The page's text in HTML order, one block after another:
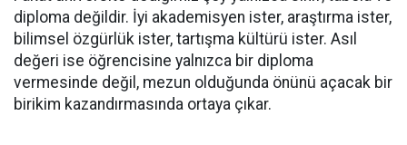
diploma değildir. İyi akademisyen ister, araştırma ister,
bilimsel özgürlük ister, tartışma kültürü ister. Asıl
değeri ise öğrencisine yalnızca bir diploma
vermesinde değil, mezun olduğunda önünü açacak bir
birikim kazandırmasında ortaya çıkar.